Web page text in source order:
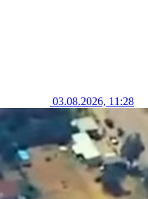
03.08.2026, 11:28